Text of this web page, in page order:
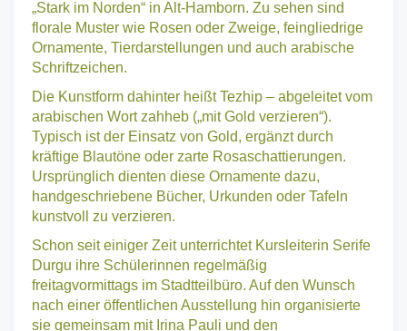
„Stark im Norden“ in Alt-Hamborn. Zu sehen sind
florale Muster wie Rosen oder Zweige, feingliedrige
Ornamente, Tierdarstellungen und auch arabische
Schriftzeichen.
Die Kunstform dahinter heißt Tezhip – abgeleitet vom
arabischen Wort zahheb („mit Gold verzieren“).
Typisch ist der Einsatz von Gold, ergänzt durch
kräftige Blautöne oder zarte Rosaschattierungen.
Ursprünglich dienten diese Ornamente dazu,
handgeschriebene Bücher, Urkunden oder Tafeln
kunstvoll zu verzieren.
Schon seit einiger Zeit unterrichtet Kursleiterin Serife
Durgu ihre Schülerinnen regelmäßig
freitagvormittags im Stadtteilbüro. Auf den Wunsch
nach einer öffentlichen Ausstellung hin organisierte
sie gemeinsam mit Irina Pauli und den